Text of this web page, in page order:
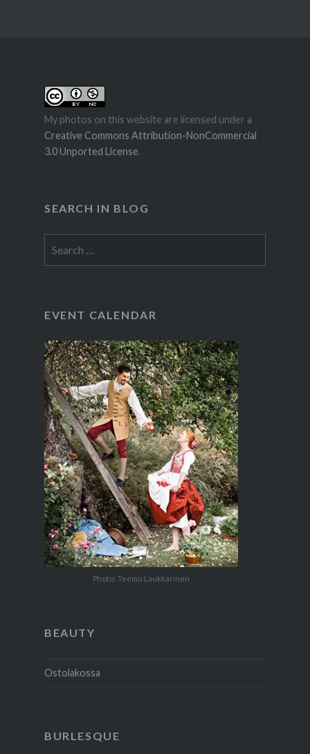
My photos on this website are licensed under a
Creative Commons Attribution-NonCommercial
3.0 Unported License.
SEARCH IN BLOG
for:
EVENT CALENDAR
Photo: Teemu Laukkarinen
BEAUTY
Ostolakossa
BURLESQUE